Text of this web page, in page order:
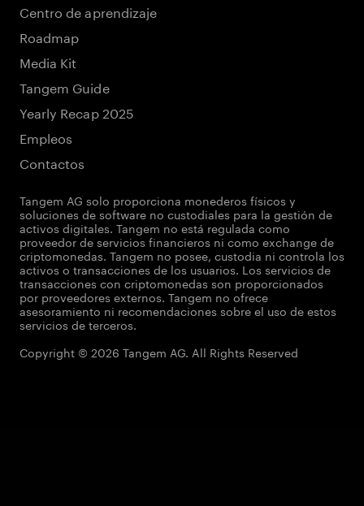
Centro de aprendizaje
Roadmap
Media Kit
Tangem Guide
Yearly Recap 2025
Empleos
Contactos
Tangem AG solo proporciona monederos físicos y
soluciones de software no custodiales para la gestión de
activos digitales. Tangem no está regulada como
proveedor de servicios financieros ni como exchange de
criptomonedas. Tangem no posee, custodia ni controla los
activos o transacciones de los usuarios. Los servicios de
transacciones con criptomonedas son proporcionados
por proveedores externos. Tangem no ofrece
asesoramiento ni recomendaciones sobre el uso de estos
servicios de terceros.